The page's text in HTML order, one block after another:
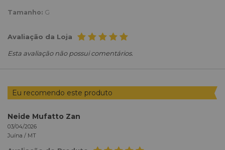
Tamanho: G
Avaliação da Loja
Esta avaliação não possui comentários.
Eu recomendo este produto
Neide Mufatto Zan
03/04/2026
Juína / MT